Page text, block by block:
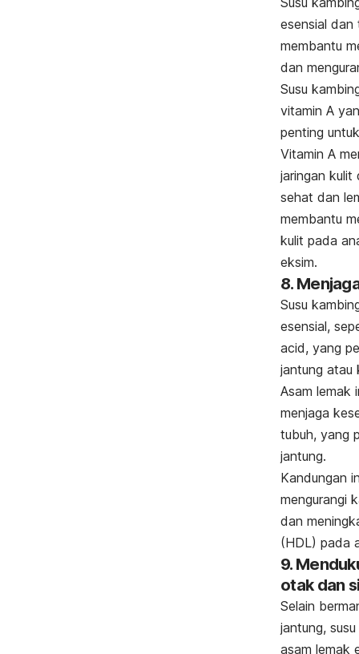
esensial dan
membantu
dan
Susu
vitamin A
penting
Vitamin A
jaringan kulit
sehat dan
membantu
kulit pada
eksim.
8.
Susu
esensial,
acid, yang
jantung atau
Asam lemak
menjaga
tubuh, yang
jantung.
Kandungan
mengurangi
dan
(HDL) pada
9.
otak dan
Selain
jantung,
asam lemak